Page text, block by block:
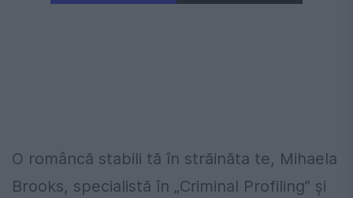
O româncă stabili tă în străinăta te, Mihaela
Brooks, specialistă în „Criminal Profiling” şi